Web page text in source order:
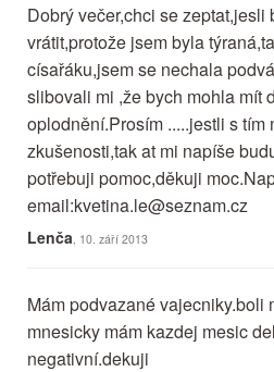
Dobrý večer,chci se zeptat,jesli
vrátit,protože jsem byla
císařáku,jsem se nechala
slibovali mi ,že bych mohla mít
oplodnění.Prosím .....jestli s tím
zkušenosti,tak at mi napíše
potřebuji pomoc,děkuji
email:kvetina.le@seznam.cz
Lenča , 10. září 2013
Mám podvazané vajecniky.boli
mnesicky mám kazdej mesic
negativní.dekuji